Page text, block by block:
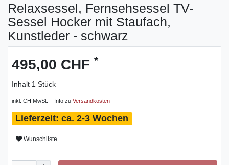
Relaxsessel, Fernsehsessel TV-
Sessel Hocker mit Staufach,
Kunstleder - schwarz
495,00 CHF *
Inhalt 1 Stück
inkl. CH MwSt. – Info zu Versandkosten
ca. 2-3 Wochen
Wunschliste